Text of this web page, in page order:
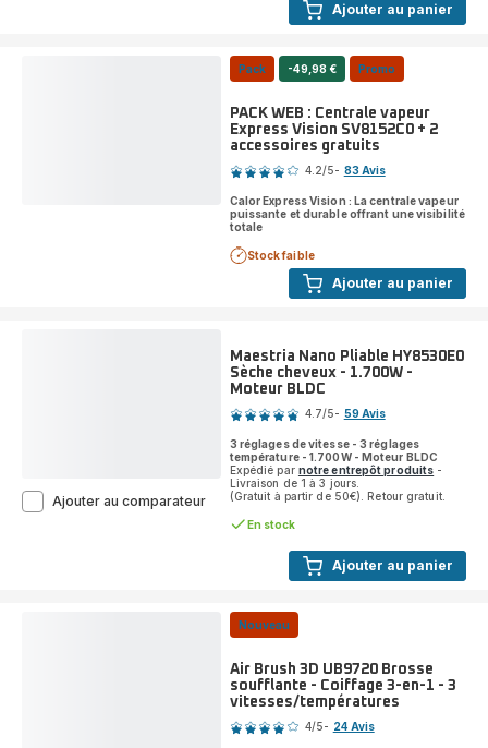
Ajouter au panier
g/min
Technologie
réglage
Ajouter au panier
Pack -49,98 € Promo
PACK WEB : Centrale vapeur
Express Vision SV8152C0 + 2
accessoires gratuits
Note
4.2/5- 83 Avis
Calor Express Vision : La centrale vapeur
puissante et durable offrant une visibilité
totale
Stock faible
Ajouter au panier
Maestria Nano Pliable HY8530E0
Sèche cheveux - 1.700W -
Moteur BLDC
Note
4.7/5- 59 Avis
3 réglages de vitesse - 3 réglages
température - 1.700W - Moteur BLDC
Expédié par notre entrepôt produits -
Livraison de 1 à 3 jours.
(Gratuit à partir de 50€). Retour gratuit.
En stock
Ajouter au comparateurMaestria
1.700W
BLDC
Nouveau
Air Brush 3D UB9720 Brosse
soufflante - Coiffage 3-en-1 - 3
vitesses/températures
Note
4/5- 24 Avis